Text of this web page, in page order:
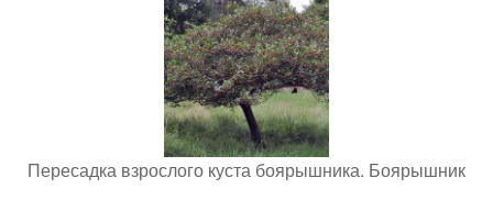
Пересадка взрослого куста боярышника. Боярышник